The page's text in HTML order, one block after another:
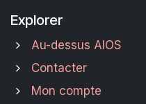
Explorer
Au-dessus AIOS
Contacter
Mon compte